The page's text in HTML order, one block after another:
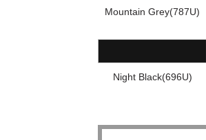
Mountain Grey(787U)
Night Black(696U)